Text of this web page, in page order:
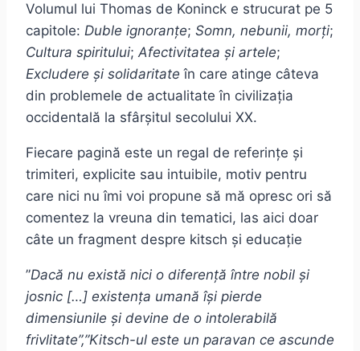
Volumul lui Thomas de Koninck e strucurat pe 5
capitole: Duble ignoranțe; Somn, nebunii, morți;
Cultura spiritului; Afectivitatea și artele;
Excludere și solidaritate în care atinge câteva
din problemele de actualitate în civilizația
occidentală la sfârșitul secolului XX.
Fiecare pagină este un regal de referințe și
trimiteri, explicite sau intuibile, motiv pentru
care nici nu îmi voi propune să mă opresc ori să
comentez la vreuna din tematici, las aici doar
câte un fragment despre kitsch și educație
”Dacă nu există nici o diferență între nobil și
josnic […] existența umană își pierde
dimensiunile și devine de o intolerabilă
frivlitate”,”Kitsch-ul este un paravan ce ascunde